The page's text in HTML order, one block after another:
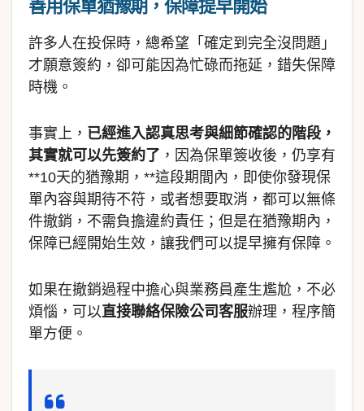
善用保單猶豫期，保障提早開始
許多人在投保時，總希望「確定到完全沒問題」
才願意簽約，卻可能因為忙碌而拖延，錯失保障
時機。
事實上， 已經進入認真思考與細節確認的階段，
其實就可以先簽約了 ，因為保單簽收後，仍享有
**10天的猶豫期，**這段期間內，即使你發現保
單內容與期待不符，或者想要取消，都可以無條
件撤銷，不需負擔違約責任；但是在猶豫期內，
保障已經開始生效，讓我們可以提早擁有保障。
如果在撤銷過程中擔心與業務員產生尷尬，不必
煩惱，可以直接聯絡保險公司客服辦理，程序簡
單方便。